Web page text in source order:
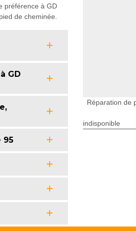
préférence à GD
de cheminée.
GD
95
Réparation de
indisponible